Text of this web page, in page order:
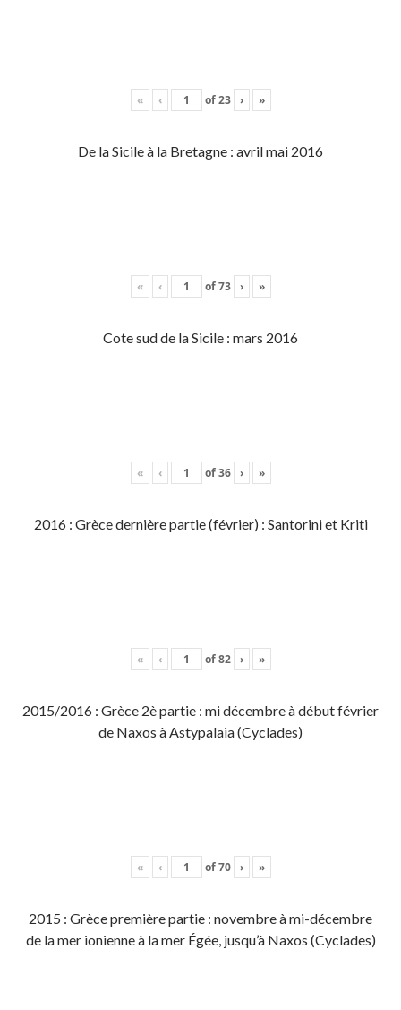
« ‹ of23 › »
De la Sicile à la Bretagne : avril mai 2016
« ‹ of73 › »
Cote sud de la Sicile : mars 2016
« ‹ of36 › »
2016 : Grèce dernière partie (février) : Santorini et Kriti
« ‹ of82 › »
2015/2016 : Grèce 2è partie : mi décembre à début février
de Naxos à Astypalaia (Cyclades)
« ‹ of70 › »
2015 : Grèce première partie : novembre à mi-décembre
de la mer ionienne à la mer Égée, jusqu’à Naxos (Cyclades)